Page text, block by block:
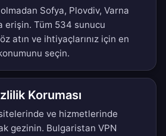
Sofya, Plovdiv, Varna
erişin. Tüm 534 sunucu
atın ve ihtiyaçlarınız için en
seçin.
Koruması
ve hizmetlerinde
gezinin. Bulgaristan VPN